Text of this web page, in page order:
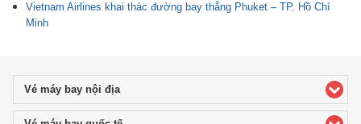
Vietnam Airlines khai thác đường bay thẳng Phuket – TP. Hồ Chí
Minh
Vé máy bay nội địaclick to expand contents